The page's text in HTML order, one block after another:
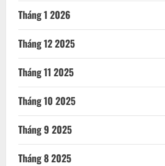
Tháng 1 2026
Tháng 12 2025
Tháng 11 2025
Tháng 10 2025
Tháng 9 2025
Tháng 8 2025